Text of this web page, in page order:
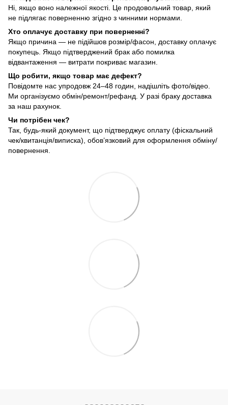
Ні, якщо воно належної якості. Це продовольчий товар, який
не підлягає поверненню згідно з чинними нормами.
Хто оплачує доставку при поверненні?
Якщо причина — не підійшов розмір/фасон, доставку оплачує
покупець. Якщо підтверджений брак або помилка
відвантаження — витрати покриває магазин.
Що робити, якщо товар має дефект?
Повідомте нас упродовж 24–48 годин, надішліть фото/відео.
Ми організуємо обмін/ремонт/рефанд. У разі браку доставка
за наш рахунок.
Чи потрібен чек?
Так, будь-який документ, що підтверджує оплату (фіскальний
чек/квитанція/виписка), обов’язковий для оформлення обміну/
повернення.